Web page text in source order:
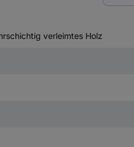
verleimtes Holz